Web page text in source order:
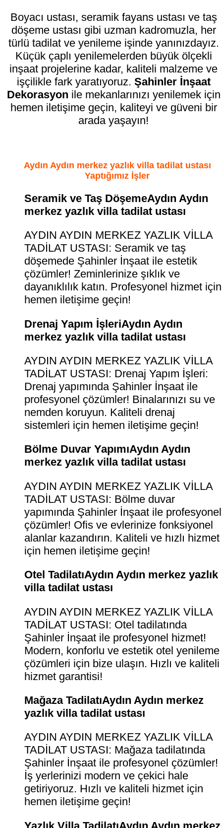
Boyacı ustası, seramik fayans ustası ve taş
döşeme ustası gibi uzman kadromuzla, her
türlü tadilat ve yenileme işinde yanınızdayız.
Küçük çaplı yenilemelerden büyük ölçekli
inşaat projelerine kadar, kaliteli malzeme ve
işçilikle fark yaratıyoruz. Şahinler İnşaat
Dekorasyon ile mekanlarınızı yenilemek için
hemen iletişime geçin, kaliteyi ve güveni bir
arada yaşayın!
Aydın Aydın merkez yazlık villa tadilat ustası
Yaptığımız İşler
Seramik ve Taş DöşemeAydın Aydın
merkez yazlık villa tadilat ustası
AYDIN AYDIN MERKEZ YAZLIK VİLLA
TADİLAT USTASI: Seramik ve taş
döşemede Şahinler İnşaat ile estetik
çözümler! Zeminlerinize şıklık ve
dayanıklılık katın. Profesyonel hizmet için
hemen iletişime geçin!
Drenaj Yapım İşleriAydın Aydın
merkez yazlık villa tadilat ustası
AYDIN AYDIN MERKEZ YAZLIK VİLLA
TADİLAT USTASI: Drenaj Yapım İşleri:
Drenaj yapımında Şahinler İnşaat ile
profesyonel çözümler! Binalarınızı su ve
nemden koruyun. Kaliteli drenaj
sistemleri için hemen iletişime geçin!
Bölme Duvar YapımıAydın Aydın
merkez yazlık villa tadilat ustası
AYDIN AYDIN MERKEZ YAZLIK VİLLA
TADİLAT USTASI: Bölme duvar
yapımında Şahinler İnşaat ile profesyonel
çözümler! Ofis ve evlerinize fonksiyonel
alanlar kazandırın. Kaliteli ve hızlı hizmet
için hemen iletişime geçin!
Otel TadilatıAydın Aydın merkez yazlık
villa tadilat ustası
AYDIN AYDIN MERKEZ YAZLIK VİLLA
TADİLAT USTASI: Otel tadilatında
Şahinler İnşaat ile profesyonel hizmet!
Modern, konforlu ve estetik otel yenileme
çözümleri için bize ulaşın. Hızlı ve kaliteli
hizmet garantisi!
Mağaza TadilatıAydın Aydın merkez
yazlık villa tadilat ustası
AYDIN AYDIN MERKEZ YAZLIK VİLLA
TADİLAT USTASI: Mağaza tadilatında
Şahinler İnşaat ile profesyonel çözümler!
İş yerlerinizi modern ve çekici hale
getiriyoruz. Hızlı ve kaliteli hizmet için
hemen iletişime geçin!